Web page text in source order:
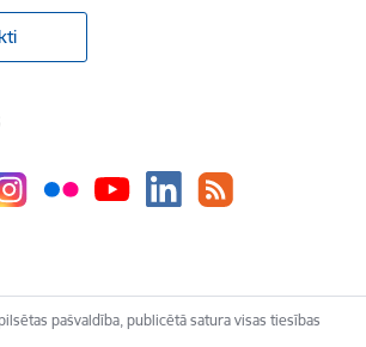
pašvaldība, publicētā satura visas tiesības